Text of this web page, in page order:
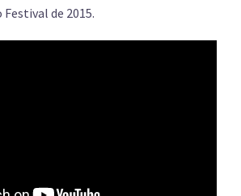
de 2015.